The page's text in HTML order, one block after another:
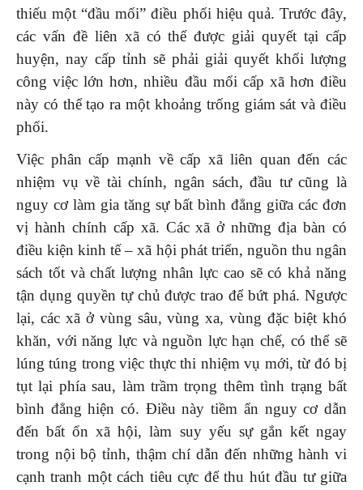
thiếu một “đầu mối” điều phối hiệu quả. Trước đây,
các vấn đề liên xã có thể được giải quyết tại cấp
huyện, nay cấp tỉnh sẽ phải giải quyết khối lượng
công việc lớn hơn, nhiều đầu mối cấp xã hơn điều
này có thể tạo ra một khoảng trống giám sát và điều
phối.
Việc phân cấp mạnh về cấp xã liên quan đến các
nhiệm vụ về tài chính, ngân sách, đầu tư cũng là
nguy cơ làm gia tăng sự bất bình đẳng giữa các đơn
vị hành chính cấp xã. Các xã ở những địa bàn có
điều kiện kinh tế – xã hội phát triển, nguồn thu ngân
sách tốt và chất lượng nhân lực cao sẽ có khả năng
tận dụng quyền tự chủ được trao để bứt phá. Ngược
lại, các xã ở vùng sâu, vùng xa, vùng đặc biệt khó
khăn, với năng lực và nguồn lực hạn chế, có thể sẽ
lúng túng trong việc thực thi nhiệm vụ mới, từ đó bị
tụt lại phía sau, làm trầm trọng thêm tình trạng bất
bình đẳng hiện có. Điều này tiềm ẩn nguy cơ dẫn
đến bất ổn xã hội, làm suy yếu sự gắn kết ngay
trong nội bộ tỉnh, thậm chí dẫn đến những hành vi
cạnh tranh một cách tiêu cực để thu hút đầu tư giữa